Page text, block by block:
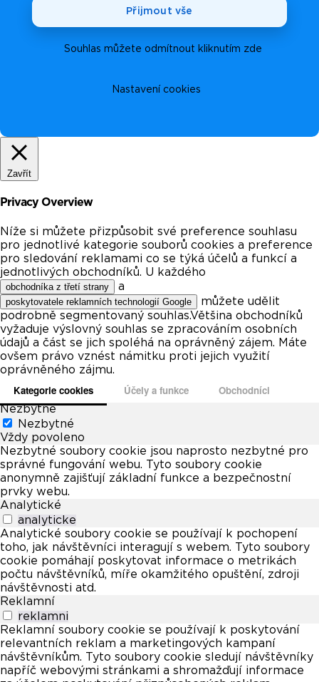
Nastavení cookies
Souhlas můžete odmítnout kliknutím zde
Přijmout vše
Zavřít
Privacy Overview
Níže si můžete přizpůsobit své preference souhlasu
pro jednotlivé kategorie souborů cookies a preference
pro sledování reklamami co se týká účelů a funkcí a
jednotlivých obchodníků. U každého
obchodníka z třetí strany a
poskytovatele reklamních technologií Google
můžete udělit
podrobně segmentovaný souhlas.Většina obchodníků
vyžaduje výslovný souhlas se zpracováním osobních
údajů a část se jich spoléhá na oprávněný zájem. Máte
ovšem právo vznést námitku proti jejich využití
oprávněného zájmu.
Kategorie cookies Účely a funkce Obchodníci
Nezbytné
Nezbytné
Vždy povoleno
Nezbytné soubory cookie jsou naprosto nezbytné pro
správné fungování webu. Tyto soubory cookie
anonymně zajišťují základní funkce a bezpečnostní
prvky webu.
Analytické
analyticke
Analytické soubory cookie se používají k pochopení
toho, jak návštěvníci interagují s webem. Tyto soubory
cookie pomáhají poskytovat informace o metrikách
počtu návštěvníků, míře okamžitého opuštění, zdroji
návštěvnosti atd.
Reklamní
reklamni
Reklamní soubory cookie se používají k poskytování
relevantních reklam a marketingových kampaní
návštěvníkům. Tyto soubory cookie sledují návštěvníky
napříč webovými stránkami a shromažďují informace